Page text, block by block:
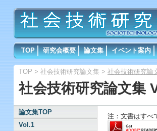
TOP 研究会概要 論文集 イベント案内
TOP > 社会技術研究論文集 > 社会技術研究論
社会技術研究論文集
論文集TOP
Vol.1
注：文書はすべ